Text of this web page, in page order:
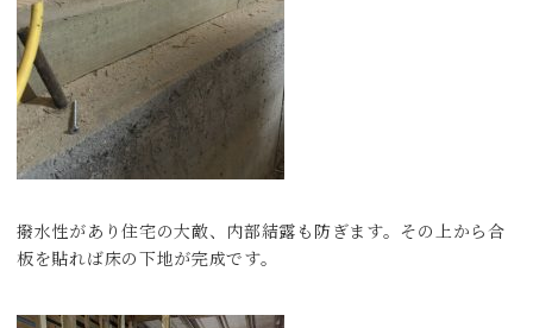
撥水性があり住宅の大敵、内部結露も防ぎます。その上から合
板を貼れば床の下地が完成です。